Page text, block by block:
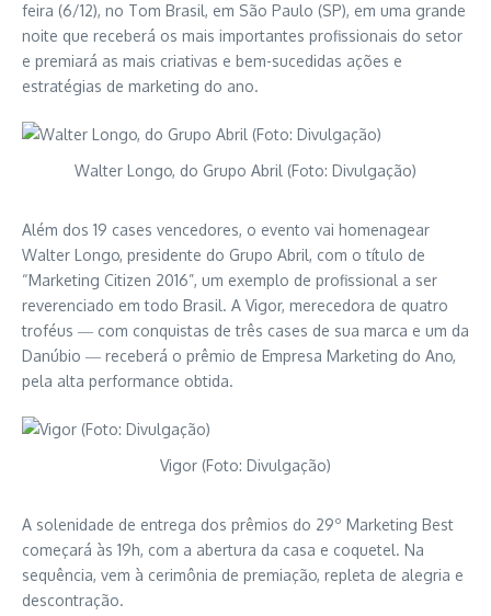
feira (6/12), no Tom Brasil, em São Paulo (SP), em uma grande
noite que receberá os mais importantes profissionais do setor
e premiará as mais criativas e bem-sucedidas ações e
estratégias de marketing do ano.
Walter Longo, do Grupo Abril (Foto: Divulgação)
Além dos 19 cases vencedores, o evento vai homenagear
Walter Longo, presidente do Grupo Abril, com o título de
“Marketing Citizen 2016”, um exemplo de profissional a ser
reverenciado em todo Brasil. A Vigor, merecedora de quatro
troféus ― com conquistas de três cases de sua marca e um da
Danúbio ― receberá o prêmio de Empresa Marketing do Ano,
pela alta performance obtida.
Vigor (Foto: Divulgação)
A solenidade de entrega dos prêmios do 29º Marketing Best
começará às 19h, com a abertura da casa e coquetel. Na
sequência, vem à cerimônia de premiação, repleta de alegria e
descontração.